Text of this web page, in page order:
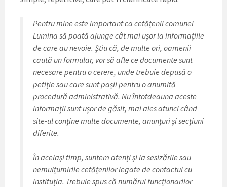
Pentru mine este important ca cetățenii comunei
Lumina să poată ajunge cât mai ușor la informațiile
de care au nevoie. Știu că, de multe ori, oamenii
caută un formular, vor să afle ce documente sunt
necesare pentru o cerere, unde trebuie depusă o
petiție sau care sunt pașii pentru o anumită
procedură administrativă. Nu întotdeauna aceste
informații sunt ușor de găsit, mai ales atunci când
site-ul conține multe documente, anunțuri și secțiuni
diferite.
În același timp, suntem atenți și la sesizările sau
nemulțumirile cetățenilor legate de contactul cu
instituția. Trebuie spus că numărul funcționarilor